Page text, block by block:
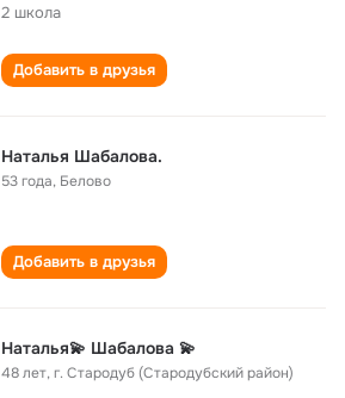
2 школа
Добавить в друзья
Наталья Шабалова.
53 года, Белово
Добавить в друзья
Наталья💫 Шабалова 💫
48 лет,г. Стародуб (Стародубский район)